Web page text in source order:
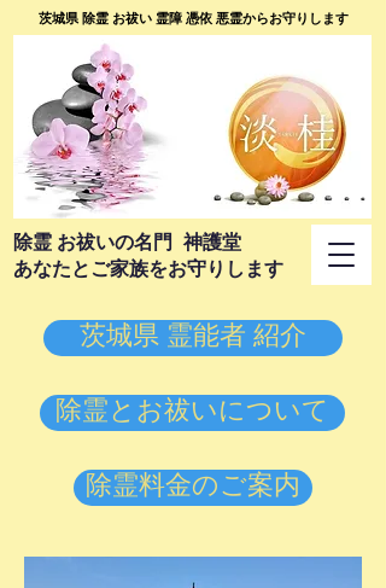
​除霊 お祓いの名門 神護堂
あなたとご家族をお守りします
茨城県 除霊 お祓い 霊障 憑依 悪霊からお守りします
茨城県 霊能者 紹介
除霊とお祓いについて
除霊料金のご案内